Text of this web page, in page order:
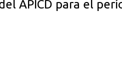
APICD para el